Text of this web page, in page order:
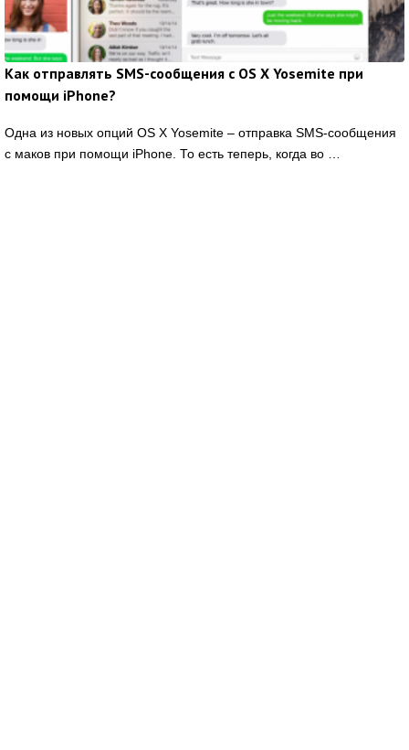
Как отправлять SMS-сообщения с OS X Yosemite при
помощи iPhone?
Одна из новых опций OS X Yosemite – отправка SMS-сообщения
с маков при помощи iPhone. То есть теперь, когда во …